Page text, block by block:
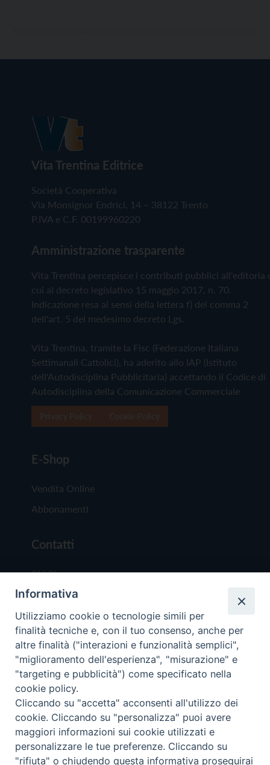
Vita Trentina Editrice
Società Cooperativa
Via Monsignor Endrici, 14 – 38122 Trento
P.IVA e C.F. 00199960220
Amministrazione trasparente
Vita Trentina percepisce i contributi pubblici all'editoria
cui al decreto legislativo 15 maggio 2017, n. 70.
Indicazione resa ai sensi della lettera f) del comma 2
dell'art. 5 del medesimo decreto Lgs.
Vita Trentina, tramite la Fisc (Federazione Italiana
Settimanali Cattolici), ha aderito allo IAP (Istituto
dell'Autodisciplina Pubblicitaria) accettando il Codice di
Autodisciplina della Comunicazione Commerciale
E-Shop
Vendita Online
Abbonamenti
Contatti
Chi Siamo
Redazione
Scrivici
Copyright © 2019 - Tutti i diritti riservati - Vita
Trentina Editrice
Privacy Policy
Torna
Informativa
Utilizziamo cookie o tecnologie simili per
finalità tecniche e, con il tuo consenso, anche per
altre finalità ("interazioni e funzionalità semplici",
"miglioramento dell'esperienza", "misurazione" e
"targeting e pubblicità") come specificato nella
cookie policy.
Cliccando su "accetta" acconsenti all'utilizzo dei
cookie. Cliccando su "personalizza" puoi avere
maggiori informazioni sui cookie utilizzati e
personalizzare le tue preferenze. Cliccando su
"rifiuta" o chiudendo questa informativa proseguirai